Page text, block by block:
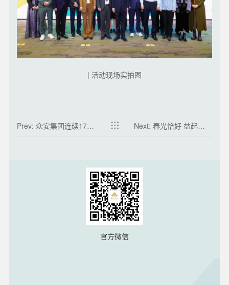
| 活动现场实拍图
Prev: 众安集团连续17年
业，2023年位列TOP64
Next: 春光恰好 益起绽
有力量
官方微信